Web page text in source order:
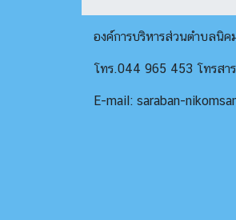
องค์การบริหารส่วนตำบลนิ
โทร.044 965 453 โทรสา
E-mail: saraban-